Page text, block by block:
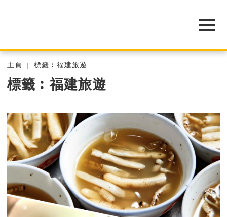
主頁 標籤︰福建旅遊
標籤︰福建旅遊